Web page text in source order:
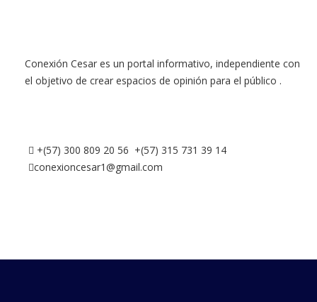
Conexión Cesar es un portal informativo, independiente con
el objetivo de crear espacios de opinión para el público .
+(57) 300 809 20 56 +(57) 315 731 39 14
conexioncesar1@gmail.com